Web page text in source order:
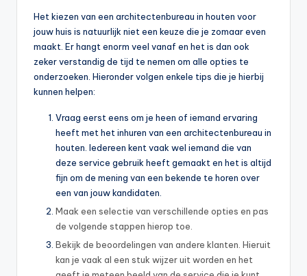
Het kiezen van een architectenbureau in houten voor
jouw huis is natuurlijk niet een keuze die je zomaar even
maakt. Er hangt enorm veel vanaf en het is dan ook
zeker verstandig de tijd te nemen om alle opties te
onderzoeken. Hieronder volgen enkele tips die je hierbij
kunnen helpen:
Vraag eerst eens om je heen of iemand ervaring
heeft met het inhuren van een architectenbureau in
houten. Iedereen kent vaak wel iemand die van
deze service gebruik heeft gemaakt en het is altijd
fijn om de mening van een bekende te horen over
een van jouw kandidaten.
Maak een selectie van verschillende opties en pas
de volgende stappen hierop toe.
Bekijk de beoordelingen van andere klanten. Hieruit
kan je vaak al een stuk wijzer uit worden en het